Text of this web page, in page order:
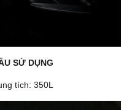
SỬ DỤNG
tích: 350L